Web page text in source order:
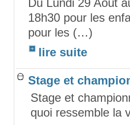
Du Lundi 29 Août
18h30 pour les
pour les (…)
lire suite
Stage et
Stage et
quoi ressemble la